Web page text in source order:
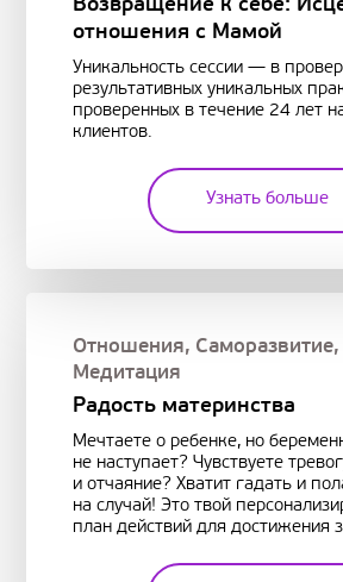
Возвращение к себе:
отношения с Мамой
Уникальность сессии — в
результативных уникальных
проверенных в течение 24 лет
клиентов.
Узнать больше
Отношения,Саморазвитие,
Медитация
Радость материнства
Мечтаете о ребенке, но
не наступает? Чувствуете
и отчаяние? Хватит гадать и
на случай! Это твой
план действий для достижения